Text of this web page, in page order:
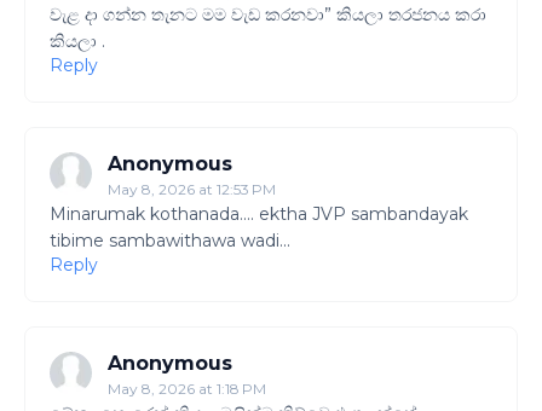
වැළ දා ගන්න තැනට මම වැඩ කරනවා” කියලා තරජනය කරා
කියලා .
Reply
Anonymous
May 8, 2026 at 12:53 PM
Minarumak kothanada.... ektha JVP sambandayak
tibime sambawithawa wadi...
Reply
Anonymous
May 8, 2026 at 1:18 PM